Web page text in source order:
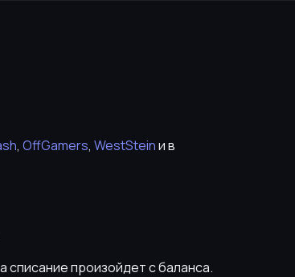
, OffGamers, WestSteinи в
списание произойдет с баланса.